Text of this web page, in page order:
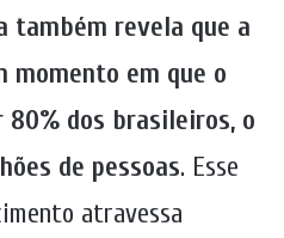
também revela que a
momento em que o
dos brasileiros, o
de pessoas. Esse
atravessa